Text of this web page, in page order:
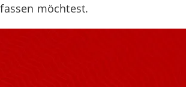
möchtest.